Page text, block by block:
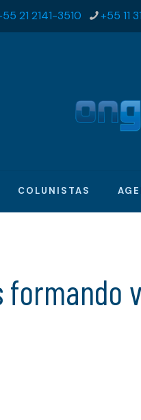
21 2141-3510 +55 11
COLUNISTAS
formando